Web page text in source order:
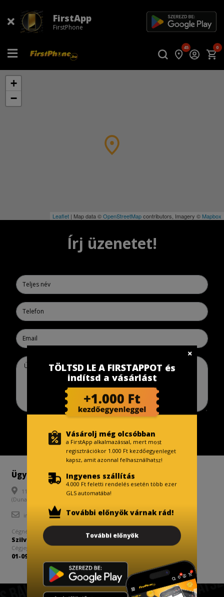
FirstApp
FirstPhone
45 0
+
−
Leaflet | Map data ©OpenStreetMapcontributors, Imagery © Mapbox
Írj üzenetet!
Küldés
Ügyfélszolgálat
1138 Budapest, Váci út 178.
(Duna Plaza 2. emelet)
info@firstphone.hu
Szerviz
Cégnév/Név
Szilvási Trader Kft.
Adószám
23584057-2-42
Cégjegyzékszám
01-09-187420
TÖLTSD LE A FIRSTAPPOT és
indítsd a vásárlást
Vásárolj még olcsóbban
a FirstApp alkalmazással, mert most
regisztrációkor 1.000 Ft kezdőegyenleget
kapsz, amit azonnal felhasználhatsz!
Ingyenes szállítás
4.000 Ft feletti rendelés esetén több ezer
GLS automatába!
További előnyök várnak rád!
További előnyök